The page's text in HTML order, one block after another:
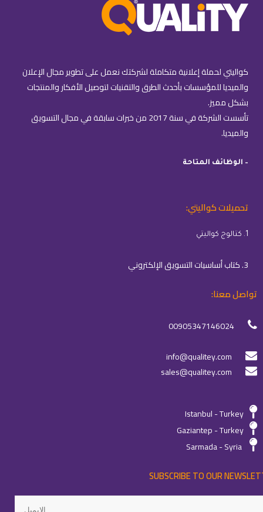
كواليتي لحملة إعلانية متكاملة لشركتك نعمل على تطوير مجال الإعلان
والميديا للمؤسسات بأحدث الطرق والتقنيات لتوصيل الأفكار والمنتجات
بشكل مميز.
تأسست الشركة في سنة 2017 من خبرات سابقة في مجال التسويق
والميديا.
– الوظائف المتاحة
تحميلات كواليتي:
1. كتالوج كواليتي
3. كتاب أساسيات التسويق الإلكتروني
تواصل معنا:
00905347146024
info@qualitey.com
sales@qualitey.com
Istanbul - Turkey
Gaziantep - Turkey
Sarmada - Syria
SUBSCRIBE TO OUR